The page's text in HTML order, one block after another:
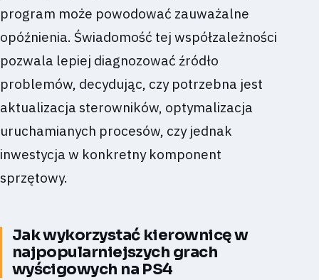
program może powodować zauważalne
opóźnienia. Świadomość tej współzależności
pozwala lepiej diagnozować źródło
problemów, decydując, czy potrzebna jest
aktualizacja sterowników, optymalizacja
uruchamianych procesów, czy jednak
inwestycja w konkretny komponent
sprzętowy.
Jak wykorzystać kierownicę w
najpopularniejszych grach
wyścigowych na PS4